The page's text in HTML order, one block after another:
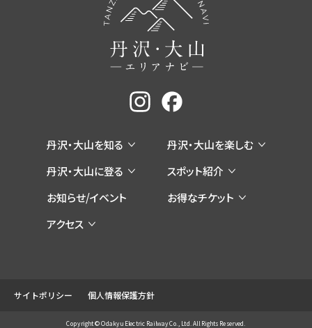
丹沢・大山を知る
丹沢・大山に登る
お知らせ/イベント
アクセス
丹沢・大山を楽しむ
スポット紹介
お得なチケット
サイトポリシー 個人情報保護方針
Copyright © Odakyu Electric Railway Co., Ltd. All Rights Reserved.